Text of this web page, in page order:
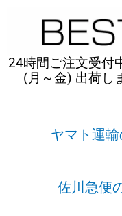
24時間ご注文受付
(月～金) 出荷し
ヤマト運
佐川急便